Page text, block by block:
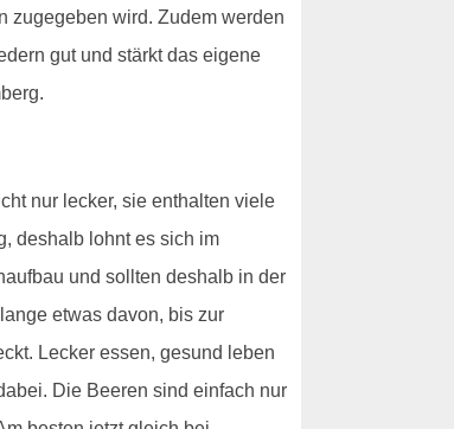
zugegeben wird. Zudem werden
gut und stärkt das eigene
nur lecker, sie enthalten viele
deshalb lohnt es sich im
und sollten deshalb in der
etwas davon, bis zur
Lecker essen, gesund leben
Die Beeren sind einfach nur